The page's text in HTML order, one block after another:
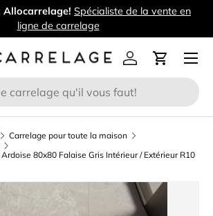
Allocarrelage! Spécialiste de la vente en
ligne de carrelage
Se connecter
Panier
Menu
Carrelage pour toute la maison
80x80 Falaise Gris Intérieur / Extérieur R10